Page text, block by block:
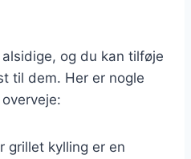
og du kan tilføje
til dem. Her er nogle
grillet kylling er en